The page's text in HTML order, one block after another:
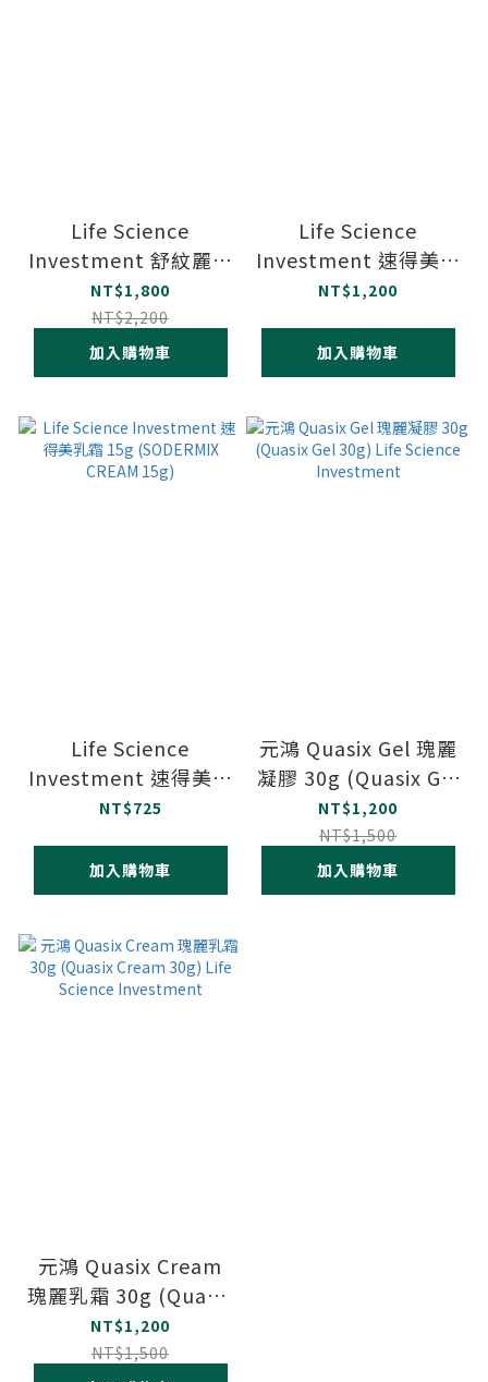
Life Science
Investment 舒紋麗乳
霜-P 紅紋適用 100g/
條
NT$1,800
NT$2,200
加入購物車
Life Science
Investment 速得美乳
霜 30g (SODERMIX
NT$1,200
加入購物車
Life Science
Investment 速得美乳
霜 15g (SODERMIX
NT$725
加入購物車
元鴻 Quasix Gel 瑰麗
凝膠 30g (Quasix Gel
30g) Life Science
Investment
NT$1,200
NT$1,500
加入購物車
元鴻 Quasix Cream
瑰麗乳霜 30g (Quasix
Cream 30g) Life
Science Investment
NT$1,200
NT$1,500